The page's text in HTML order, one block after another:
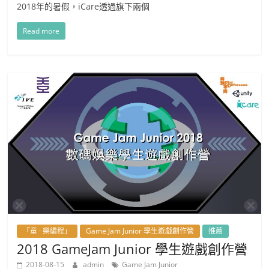
2018年的暑假，iCare透過旗下兩個
Read more
「童 · 樂編程」 Game Jam Junior 學生遊戲創作營 推薦
2018 GameJam Junior 學生遊戲創作營
2018-08-15 admin Game Jam Junior